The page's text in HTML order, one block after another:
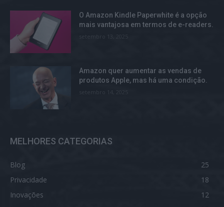
O Amazon Kindle Paperwhite é a opção
mais vantajosa em termos de e-readers.
setembro 13, 2025
Amazon quer aumentar as vendas de
produtos Apple, mas há uma condição.
setembro 14, 2025
MELHORES CATEGORIAS
Blog
25
Privacidade
18
Inovações
12